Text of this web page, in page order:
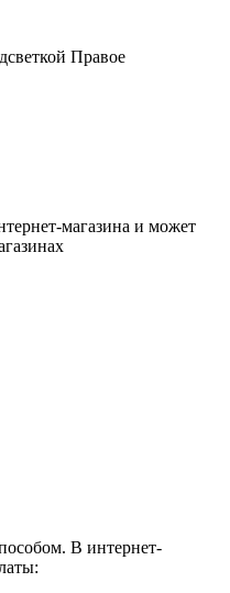
Правое
магазина и может
В интернет-